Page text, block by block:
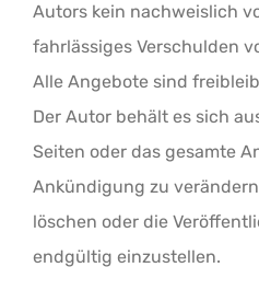
Autors kein nachweislich
fahrlässiges Verschulden
Alle Angebote sind
Der Autor behält es sich
Seiten oder das gesamte
Ankündigung zu
löschen oder die
endgültig einzustellen.